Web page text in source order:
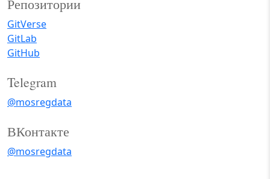
Репозитории
GitVerse
GitLab
GitHub
Telegram
@mosregdata
ВКонтакте
@mosregdata